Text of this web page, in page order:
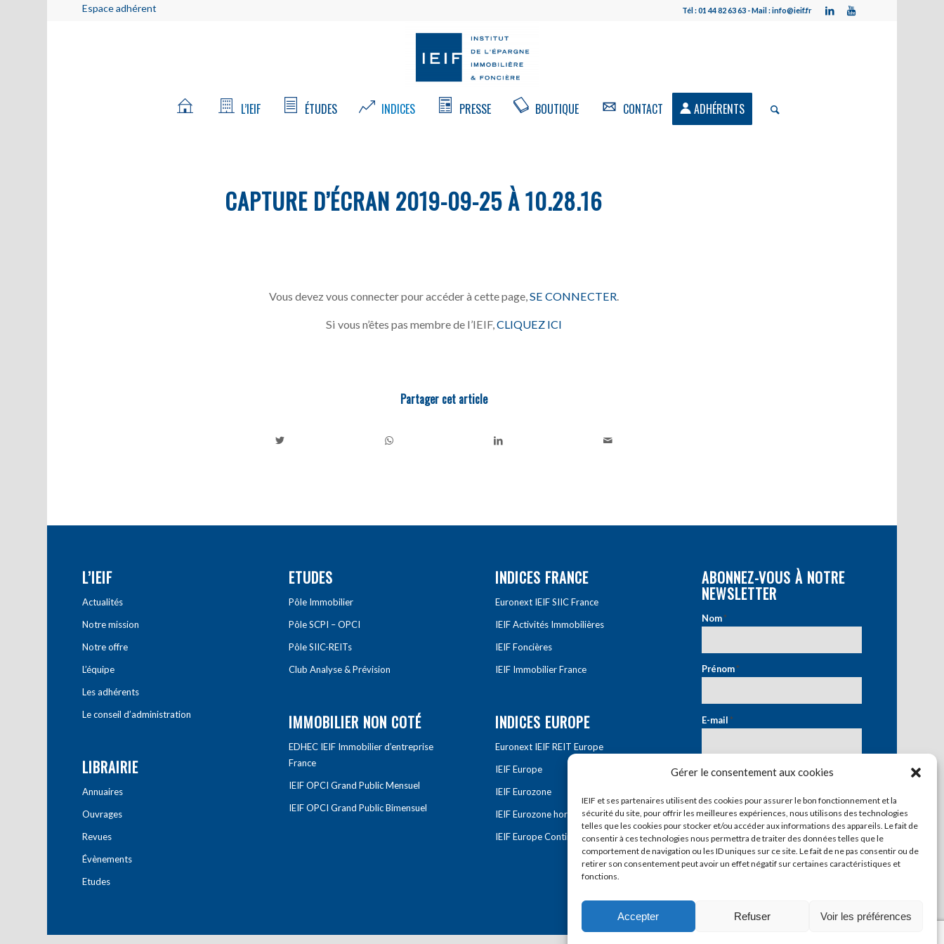
Gérer le consentement aux cookies
IEIF et ses partenaires utilisent des cookies pour assurer le bon fonctionnement et la
sécurité du site, pour offrir les meilleures expériences, nous utilisons des technologies
telles que les cookies pour stocker et/ou accéder aux informations des appareils. Le fait de
consentir à ces technologies nous permettra de traiter des données telles que le
comportement de navigation ou les ID uniques sur ce site. Le fait de ne pas consentir ou de
retirer son consentement peut avoir un effet négatif sur certaines caractéristiques et
fonctions.
Accepter Refuser Voir les préférences
Espace adhérent Tél : 01 44 82 63 63 - Mail : info@ieif.fr
L’IEIF ÉTUDES INDICES PRESSE BOUTIQUE CONTACT ADHÉRENTS
CAPTURE D’ÉCRAN 2019-09-25 À 10.28.16
Vous devez vous connecter pour accéder à cette page, SE CONNECTER
Si vous n’êtes pas membre de l’IEIF,CLIQUEZ ICI
Partager cet article
L’IEIF
Actualités
Notre mission
Notre offre
L’équipe
Les adhérents
Le conseil d’administration
LIBRAIRIE
Annuaires
Ouvrages
Revues
Évènements
Etudes
ETUDES
Pôle Immobilier
Pôle SCPI – OPCI
Pôle SIIC-REITs
Club Analyse & Prévision
IMMOBILIER NON COTÉ
EDHEC IEIF Immobilier d’entreprise
France
IEIF OPCI Grand Public Mensuel
IEIF OPCI Grand Public Bimensuel
INDICES FRANCE
Euronext IEIF SIIC France
IEIF Activités Immobilières
IEIF Foncières
IEIF Immobilier France
INDICES EUROPE
Euronext IEIF REIT Europe
IEIF Europe
IEIF Eurozone
IEIF Eurozone hors France
IEIF Europe Continentale
ABONNEZ-VOUS À NOTRE
NEWSLETTER
Nom*
Prénom*
E-mail*